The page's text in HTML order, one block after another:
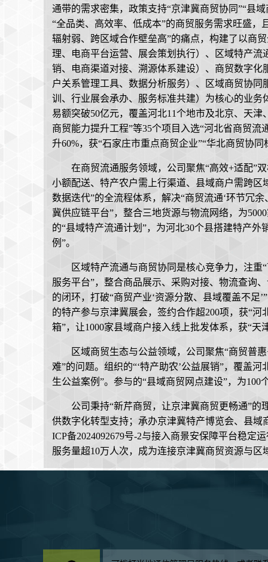
通带的需求密集，政策支持“京津冀商贸协同”“县
“全品类、高效率、低成本”的商贸服务需求旺盛
辐射弱、跨区域合作壁垒高”的痛点，构建了以商
理、电商平台运营、展会策划执行）、区域特产
销、电商渠道对接、溯源体系建设）、商贸数字
户关系管理工具、数据分析服务）、区域商贸协
训、行业展会承办、服务标准共建）为核心的业务
易额突破50亿元，覆盖河北11个地市及北京、天
商贸能力提升工程”等35个项目入选“河北省商贸
升60%，获“石家庄市重点商贸企业”“华北商贸协
在商贸流通服务领域，公司聚焦“高效+适配”
小额配送、特产农户需上行渠道、县域商户需跨
数据迭代”的全流程体系，解决“商贸流通‘环节冗
冀供应链平台”，整合三地货源与物流网络，为
的“县域特产流通计划”，为河北30个县搭建特产
例”。
区域特产流通与商贸协同是核心竞争力，注重
服务平台”，整合商品展示、采购对接、物流查询
的闭环，打破“商贸产业‘资源分散、县域覆盖不足
的特产参与京津冀展会，签约合作超200项，获“
箱”，让1000家县域商户接入线上批发体系，获“天
区域商贸生态与公益领域，公司聚焦“商贸普
难”的问题。组织的“‘特产助农’公益展销”，覆盖
生公益案例”。参与的“县域商贸网点建设”，为
公司秉持“新芹商贸，让京津冀商贸更畅通”的
供数字化转型支持；承办京津冀特产博览会、县域
ICP备2024092679号-2与接入商景安保障平台稳定
服务量超10万人次，成为连接京津冀商贸资源与区